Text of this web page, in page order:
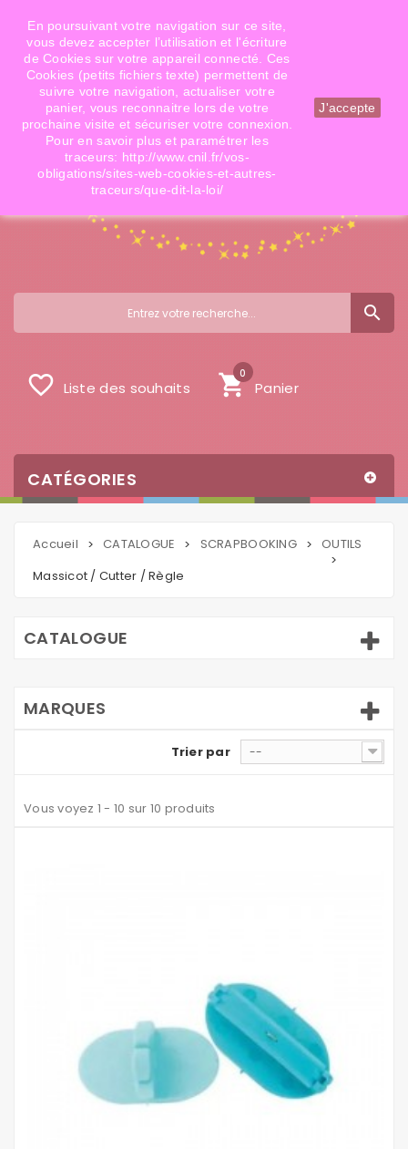
Téléphone: 06 09 14 02 79 Email: info@doigtsdefees.com
Mon compte
search
shopping_cart Panier
0
favorite_border Liste des souhaits
CATÉGORIES
Accueil > CATALOGUE > SCRAPBOOKING > OUTILS
>
Massicot / Cutter / Règle
CATALOGUE
MARQUES
Trier par --
Vous voyez 1 - 10 sur 10 produits
En poursuivant votre navigation sur ce site,
vous devez accepter l’utilisation et l'écriture
de Cookies sur votre appareil connecté. Ces
Cookies (petits fichiers texte) permettent de
suivre votre navigation, actualiser votre
panier, vous reconnaitre lors de votre
prochaine visite et sécuriser votre connexion.
Pour en savoir plus et paramétrer les
traceurs: http://www.cnil.fr/vos-
obligations/sites-web-cookies-et-autres-
traceurs/que-dit-la-loi/
J'accepte